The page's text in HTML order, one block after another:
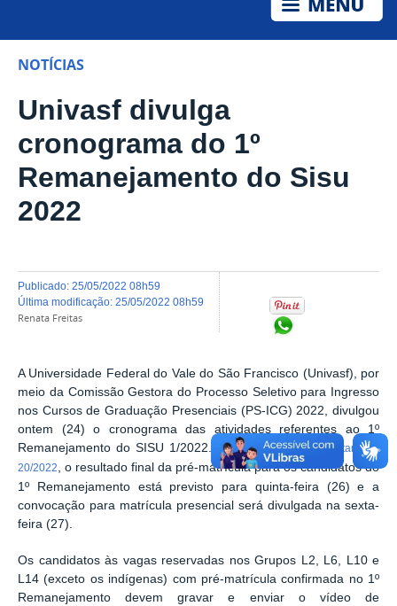
NOTÍCIAS
Univasf divulga
cronograma do 1º
Remanejamento do Sisu
2022
publicado: 25/05/2022 08h59
última modificação: 25/05/2022 08h59
Renata Freitas
A Universidade Federal do Vale do São Francisco (Univasf), por
meio da Comissão Gestora do Processo Seletivo para Ingresso
nos Cursos de Graduação Presenciais (PS-ICG) 2022, divulgou
ontem (24) o cronograma das atividades referentes ao 1º
Remanejamento do SISU 1/2022. De acordo com aPortaria Nº
20/2022
, o resultado final da pré-matrícula para os candidatos do
1º Remanejamento está previsto para quinta-feira (26) e a
convocação para matrícula presencial será divulgada na sexta-
feira (27).
Os candidatos às vagas reservadas nos Grupos L2, L6, L10 e
L14 (exceto os indígenas) com pré-matrícula confirmada no 1º
Remanejamento devem gravar e enviar o vídeo de